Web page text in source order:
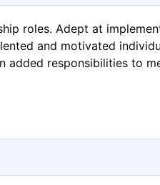
roles. Adept at
and motivated
responsibilities to